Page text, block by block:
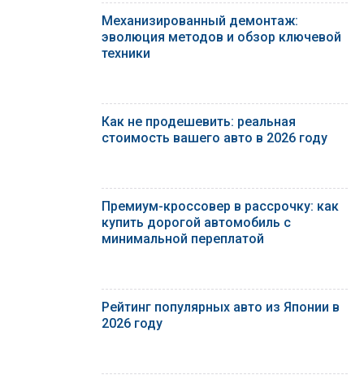
Механизированный демонтаж:
эволюция методов и обзор ключевой
техники
Как не продешевить: реальная
стоимость вашего авто в 2026 году
Премиум-кроссовер в рассрочку: как
купить дорогой автомобиль с
минимальной переплатой
Рейтинг популярных авто из Японии в
2026 году